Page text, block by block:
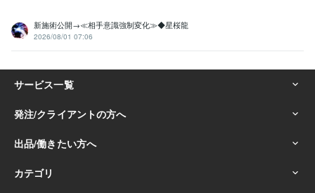
新施術公開→≪相手意識強制変化≫◆星桜龍
2026/08/01 07:06